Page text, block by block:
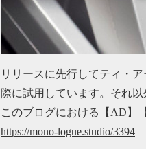
リリースに先行してティ・
際に試用しています。それ
このブログにおける【AD】
https://mono-logue.studio/3394